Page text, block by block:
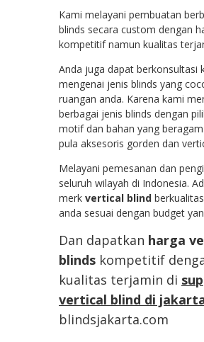
Kami melayani pembuatan
blinds secara custom dengan
kompetitif namun kualitas
Anda juga dapat berkonsultasi
mengenai jenis blinds yang
ruangan anda. Karena kami
berbagai jenis blinds dengan
motif dan bahan yang
pula aksesoris gorden dan
Melayani pemesanan dan
seluruh wilayah di Indonesia.
merk vertical blind
anda sesuai dengan budget
Dan dapatkan harga
blinds kompetitif
kualitas terjamin di
vertical blind di
blindsjakarta.com